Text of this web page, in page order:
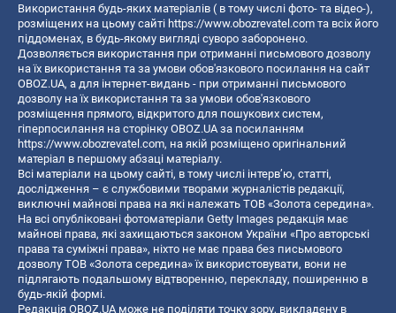
Використання будь-яких матеріалів ( в тому числі фото- та відео-),
розміщених на цьому сайті https://www.obozrevatel.com та всіх його
піддоменах, в будь-якому вигляді суворо заборонено.
Дозволяється використання при отриманні письмового дозволу
на їх використання та за умови обов'язкового посилання на сайт
OBOZ.UA, а для інтернет-видань - при отриманні письмового
дозволу на їх використання та за умови обов'язкового
розміщення прямого, відкритого для пошукових систем,
гіперпосилання на сторінку OBOZ.UA за посиланням
https://www.obozrevatel.com, на якій розміщено оригінальний
матеріал в першому абзаці матеріалу.
Всі матеріали на цьому сайті, в тому числі інтерв’ю, статті,
дослідження – є службовими творами журналістів редакції,
виключні майнові права на які належать ТОВ «Золота середина».
На всі опубліковані фотоматеріали Getty Images редакція має
майнові права, які захищаються законом України «Про авторські
права та суміжні права», ніхто не має права без письмового
дозволу ТОВ «Золота середина» їх використовувати, вони не
підлягають подальшому відтворенню, перекладу, поширенню в
будь-якій формі.
Редакція OBOZ.UA може не поділяти точку зору, викладену в